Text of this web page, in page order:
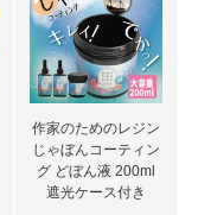
作家のためのレジン
じゃぼんコーティン
グ どぼん液 200ml
遮光ケース付き